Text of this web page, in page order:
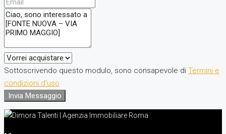
Sottoscrivendo questo modulo, sono consapevole di Termini e
condizioni d'uso
Invia Messaggio